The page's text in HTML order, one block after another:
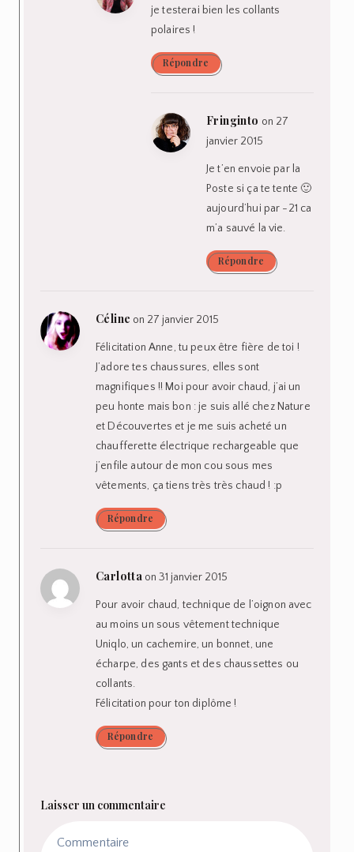
je testerai bien les collants
polaires !
Répondre
Fringinto on 27
janvier 2015
Je t’en envoie par la
Poste si ça te tente 🙂
aujourd’hui par -21 ca
m’a sauvé la vie.
Répondre
Céline on 27 janvier 2015
Félicitation Anne, tu peux être fière de toi !
J’adore tes chaussures, elles sont
magnifiques !! Moi pour avoir chaud, j’ai un
peu honte mais bon : je suis allé chez Nature
et Découvertes et je me suis acheté un
chaufferette électrique rechargeable que
j’enfile autour de mon cou sous mes
vêtements, ça tiens très très chaud ! :p
Répondre
Carlotta on 31 janvier 2015
Pour avoir chaud, technique de l’oignon avec
au moins un sous vêtement technique
Uniqlo, un cachemire, un bonnet, une
écharpe, des gants et des chaussettes ou
collants.
Félicitation pour ton diplôme !
Répondre
Laisser un commentaire